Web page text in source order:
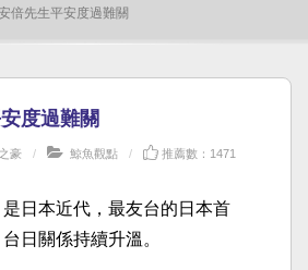
倍先生平安度過難關
度過難關
豪 鯨魚觀點 推薦數：1471
日本近代，最友台的日本首
日關係持續升溫。